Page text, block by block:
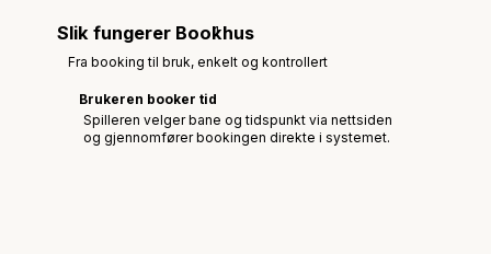
Slik fungerer Bookhus
Fra booking til bruk, enkelt og kontrollert
Brukeren booker tid
Spilleren velger bane og tidspunkt via nettsiden
og gjennomfører bookingen direkte i systemet.
1